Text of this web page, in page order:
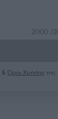
2000 /
&Όροι Χρήσης της